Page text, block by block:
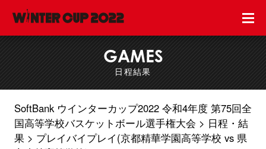
GAMES
日程結果
SoftBank ウインターカップ2022 令和4年度 第75回全
国高等学校バスケットボール選手権大会
日程・結
果
プレイバイプレイ(京都精華学園高等学校 vs 県